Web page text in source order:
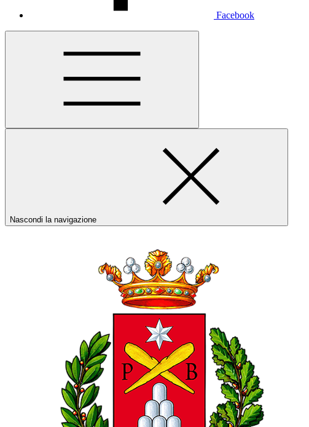
Facebook
Nascondi la navigazione